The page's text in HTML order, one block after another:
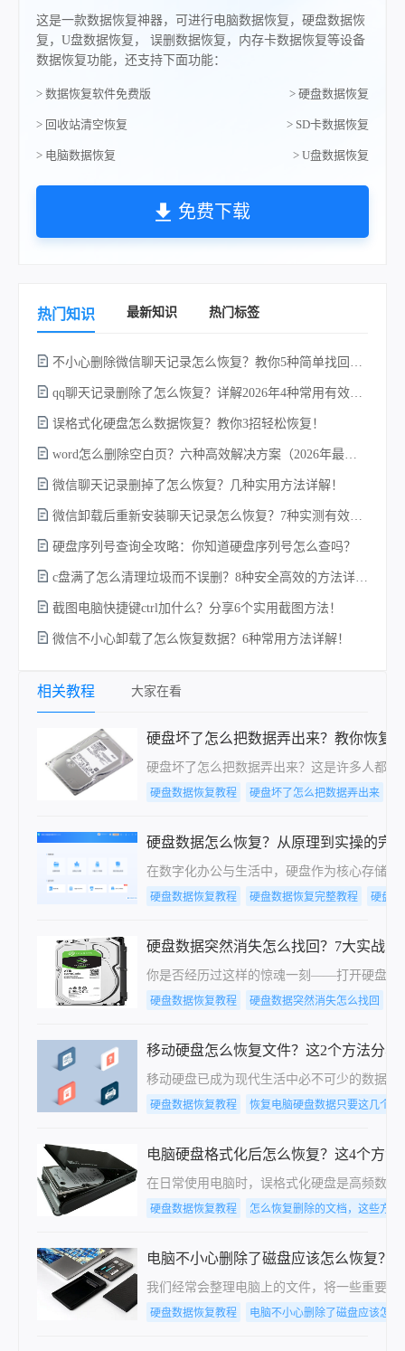
这是一款数据恢复神器，可进行电脑数据恢复，硬盘数据恢
复，U盘数据恢复， 误删数据恢复，内存卡数据恢复等设备
数据恢复功能，还支持下面功能：
> 数据恢复软件免费版 > 硬盘数据恢复
> 回收站清空恢复 > SD卡数据恢复
> 电脑数据恢复 > U盘数据恢复
免费下载
热门知识 最新知识 热门标签
误格式化硬盘怎么数据恢复？教你3招轻松恢复！
微信聊天记录删掉了怎么恢复？几种实用方法详解！
硬盘序列号查询全攻略：你知道硬盘序列号怎么查吗？
截图电脑快捷键ctrl加什么？分享6个实用截图方法！
微信不小心卸载了怎么恢复数据？6种常用方法详解！
相关教程 大家在看
硬盘坏了怎么把数据弄出来？教你恢复
硬盘坏了怎么把数据弄出来？这是许多人都
硬盘数据恢复教程 硬盘坏了怎么把数据弄出来
硬盘数据怎么恢复？从原理到实操的完
在数字化办公与生活中，硬盘作为核心存储
硬盘数据恢复教程 硬盘数据恢复完整教程 硬盘
硬盘数据突然消失怎么找回？7大实战方
你是否经历过这样的惊魂一刻——打开硬盘，
硬盘数据恢复教程 硬盘数据突然消失怎么找回
移动硬盘怎么恢复文件？这2个方法分享
移动硬盘已成为现代生活中必不可少的数据
硬盘数据恢复教程 恢复电脑硬盘数据只要这几个步
电脑硬盘格式化后怎么恢复？这4个方法
在日常使用电脑时，误格式化硬盘是高频数
硬盘数据恢复教程 怎么恢复删除的文档，这些方法
电脑不小心删除了磁盘应该怎么恢复？
我们经常会整理电脑上的文件，将一些重要
硬盘数据恢复教程 电脑不小心删除了磁盘应该怎么